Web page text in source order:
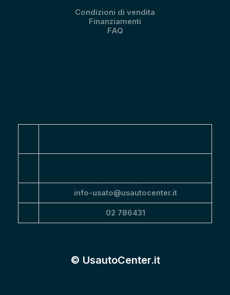
Condizioni di vendita
Finanziamenti
FAQ
info-usato@usautocenter.it
02 786431
© UsautoCenter.it